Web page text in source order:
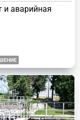
и аварийная